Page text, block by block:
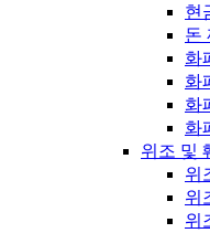
현
돈
화
화
화
화
위조 및
위
위
위